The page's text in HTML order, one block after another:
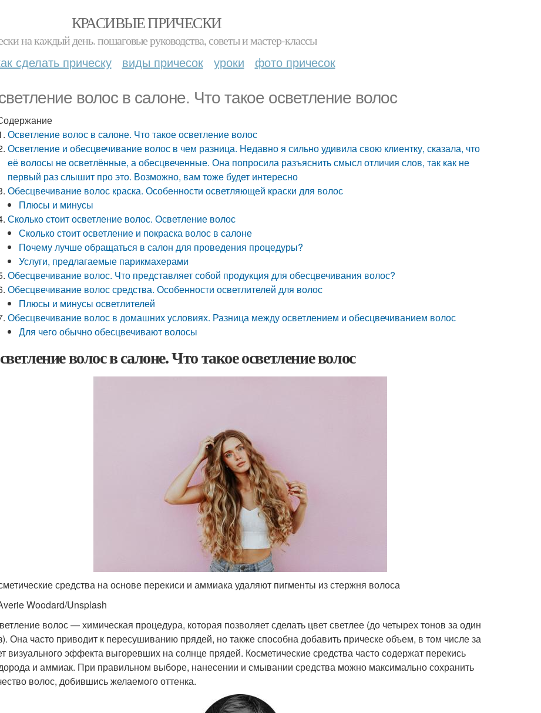
КРАСИВЫЕ ПРИЧЕСКИ
на каждый день. пошаговые руководства, советы и мастер-классы
сделать прическу виды причесок уроки фото причесок
волос в салоне. Что такое осветление волос
Осветление волос в салоне. Что такое осветление волос
Осветление и обесцвечивание волос в чем разница. Недавно я сильно удивила свою клиентку, сказала, что
её волосы не осветлённые, а обесцвеченные. Она попросила разъяснить смысл отличия слов, так как не
первый раз слышит про это. Возможно, вам тоже будет интересно
Обесцвечивание волос краска. Особенности осветляющей краски для волос
Плюсы и минусы
Сколько стоит осветление волос. Осветление волос
Сколько стоит осветление и покраска волос в салоне
Почему лучше обращаться в салон для проведения процедуры?
Услуги, предлагаемые парикмахерами
Обесцвечивание волос. Что представляет собой продукция для обесцвечивания волос?
Обесцвечивание волос средства. Особенности осветлителей для волос
Плюсы и минусы осветлителей
Обесцвечивание волос в домашних условиях. Разница между осветлением и обесцвечиванием волос
Для чего обычно обесцвечивают волосы
волос в салоне. Что такое осветление волос
средства на основе перекиси и аммиака удаляют пигменты из стержня волоса
Woodard/Unsplash
волос — химическая процедура, которая позволяет сделать цвет светлее (до четырех тонов за один
Она часто приводит к пересушиванию прядей, но также способна добавить прическе объем, в том числе за
визуального эффекта выгоревших на солнце прядей. Косметические средства часто содержат перекись
и аммиак. При правильном выборе, нанесении и смывании средства можно максимально сохранить
волос, добившись желаемого оттенка.